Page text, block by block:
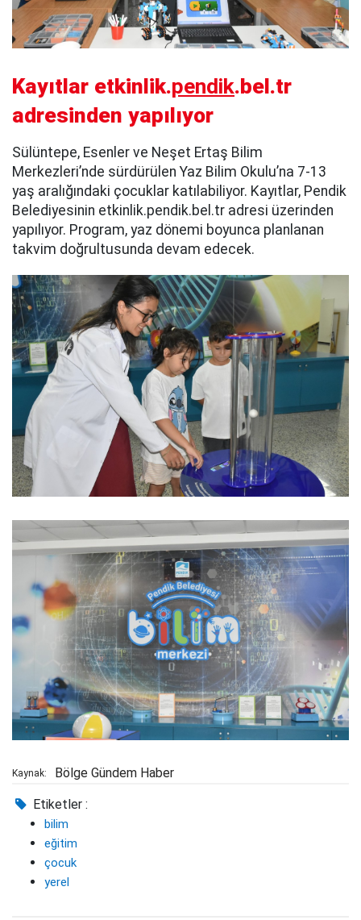
Kayıtlar etkinlik.pendik.bel.tr
adresinden yapılıyor
Sülüntepe, Esenler ve Neşet Ertaş Bilim
Merkezleri’nde sürdürülen Yaz Bilim Okulu’na 7-13
yaş aralığındaki çocuklar katılabiliyor. Kayıtlar, Pendik
Belediyesinin etkinlik.pendik.bel.tr adresi üzerinden
yapılıyor. Program, yaz dönemi boyunca planlanan
takvim doğrultusunda devam edecek.
Kaynak: Bölge Gündem Haber
Etiketler :
bilim
eğitim
çocuk
yerel